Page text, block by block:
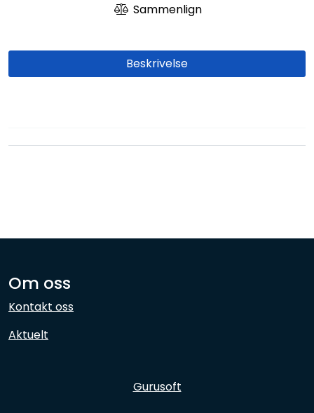
Sammenlign
Beskrivelse
Om oss
Kontakt oss
Aktuelt
Gurusoft
Skjermer
Ansatte